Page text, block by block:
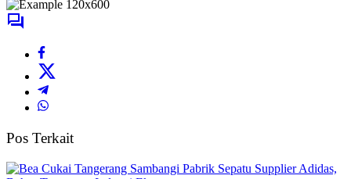
Pos Terkait